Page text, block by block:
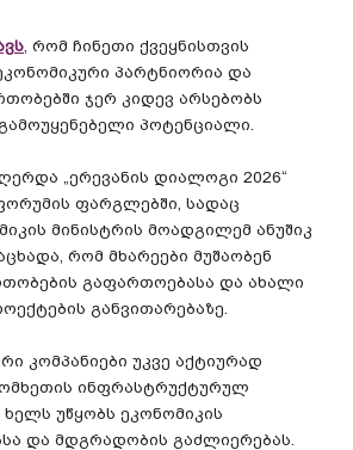
, რომ ჩინეთი ქვეყნისთვის
პარტნიორია და
ჯერ კიდევ არსებობს
პოტენციალი.
„ერევანის დიალოგი 2026“
ფარგლებში, სადაც
მინისტრის მოადგილემ ანუშიკ
რომ მხარეები მუშაობენ
გაფართოებასა და ახალი
განვითარებაზე.
კომპანიები უკვე აქტიურად
ინფრასტრუქტურულ
უწყობს ეკონომიკის
და მდგრადობის გაძლიერებას.